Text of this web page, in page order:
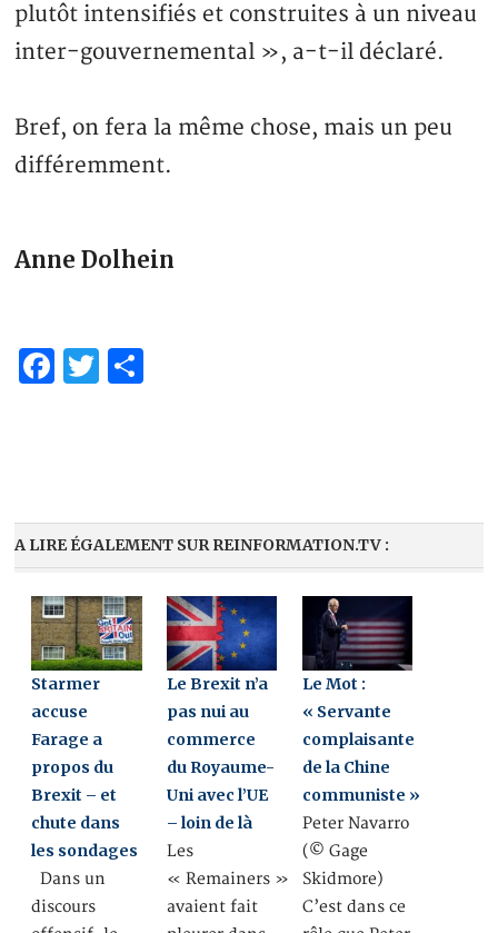
plutôt intensifiés et construites à un niveau
inter-gouvernemental », a-t-il déclaré.
Bref, on fera la même chose, mais un peu
différemment.
Anne Dolhein
Facebook
Twitter
A LIRE ÉGALEMENT SUR REINFORMATION.TV :
Starmer
accuse
Farage a
propos du
Brexit – et
chute dans
les sondages
Dans un
discours
Le Brexit n’a
pas nui au
commerce
du Royaume-
Uni avec l’UE
– loin de là
Les
« Remainers »
avaient fait
Le Mot :
« Servante
complaisante
de la Chine
communiste »
Peter Navarro
(© Gage
Skidmore)
C’est dans ce